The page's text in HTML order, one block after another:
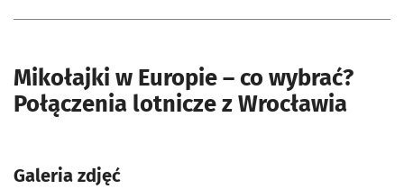
Mikołajki w Europie – co wybrać?
Połączenia lotnicze z Wrocławia
Galeria zdjęć